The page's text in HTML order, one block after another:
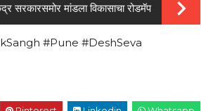
सरकारसमोर मांडला विकासाचा रोडमॅप
#Pune #DeshSeva